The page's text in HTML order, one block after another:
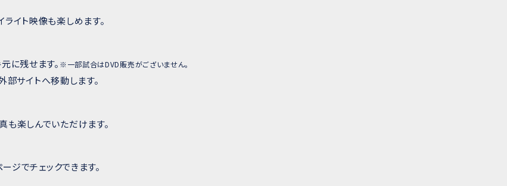
イト映像も楽しめます。
に残せます。 ※一部試合はDVD販売がございません。
サイトへ移動します。
楽しんでいただけます。
でチェックできます。